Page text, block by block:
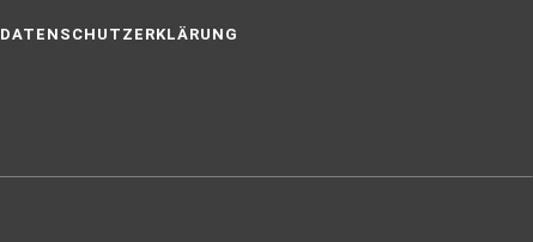
DATENSCHUTZERKLÄRUNG